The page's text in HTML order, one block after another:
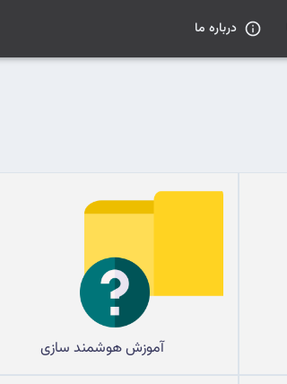
درباره ما
آموزش هوشمند سازی